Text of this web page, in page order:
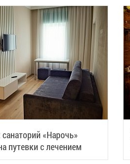
«Нарочь»
путевки с лечением